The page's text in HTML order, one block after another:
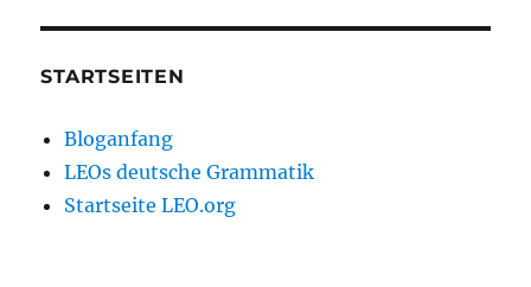
STARTSEITEN
Bloganfang
LEOs deutsche Grammatik
Startseite LEO.org